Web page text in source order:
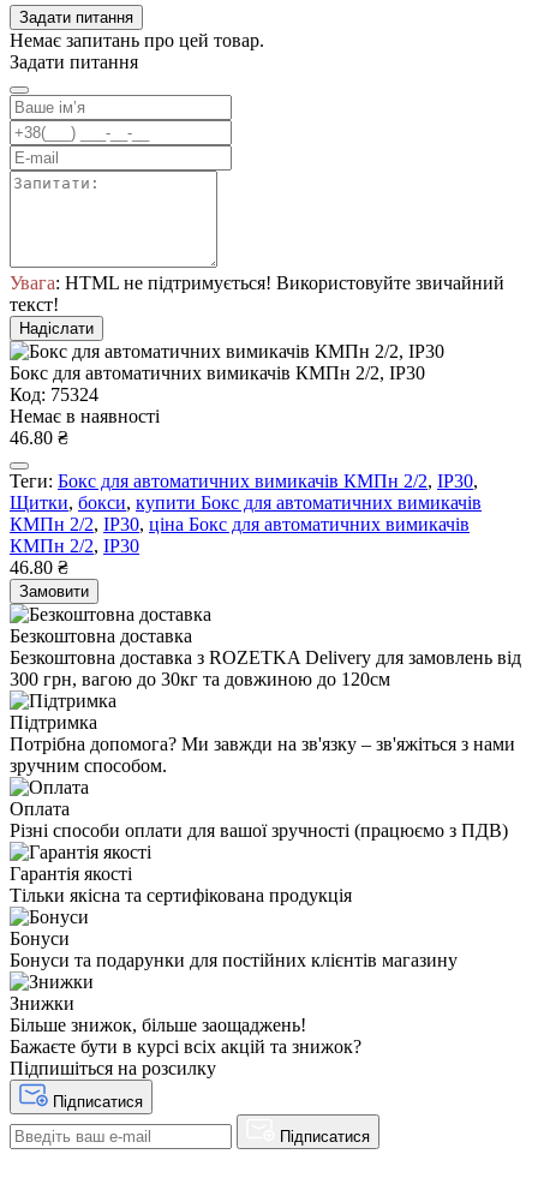
Задати питання
Немає запитань про цей товар.
Задати питання
Увага: HTML не підтримується! Використовуйте звичайний
текст!
Надіслати
Бокс для автоматичних вимикачів КМПн 2/2, IP30
Код: 75324
Немає в наявності
46.80 ₴
Теги: Бокс для автоматичних вимикачів КМПн 2/2, IP30,
Щитки, бокси, купити Бокс для автоматичних вимикачів
КМПн 2/2, IP30, ціна Бокс для автоматичних вимикачів
КМПн 2/2, IP30
46.80 ₴
Замовити
Безкоштовна доставка
Безкоштовна доставка з ROZETKA Delivery для замовлень від
300 грн, вагою до 30кг та довжиною до 120см
Підтримка
Потрібна допомога? Ми завжди на зв'язку – зв'яжіться з нами
зручним способом.
Оплата
Різні способи оплати для вашої зручності (працюємо з ПДВ)
Гарантія якості
Тільки якісна та сертифікована продукція
Бонуси
Бонуси та подарунки для постійних клієнтів магазину
Знижки
Більше знижок, більше заощаджень!
Бажаєте бути в курсі всіх акцій та знижок?
Підпишіться на розсилку
Підписатися
Підписатися